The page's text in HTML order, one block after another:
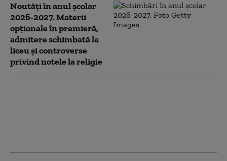
Noutăți în anul școlar
2026-2027. Materii
opționale în premieră,
admitere schimbată la
liceu și controverse
privind notele la religie